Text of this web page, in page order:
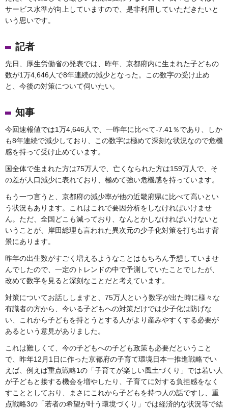
サービス水準が向上していますので、是非利用していただきたいと
いう思いです。
記者
先日、厚生労働省の発表では、昨年、京都府内に生まれた子どもの
数が1万4,646人で8年連続の減少となった。この数字の受け止め
と、今後の対策について伺いたい。
知事
今回速報値では1万4,646人で、一昨年に比べて-7.41％であり、しか
も8年連続で減少しており、この数字は極めて深刻な状況なので危機
感を持って受け止めています。
国全体で生まれた方は75万人で、亡くなられた方は159万人で、そ
の差が人口減少に表れており、極めて強い危機感を持っています。
もう一つ言うと、京都府の減少率が他の近畿府県に比べて高いとい
う状況もあります。これはこれで要因分析をしなければいけませ
ん。ただ、全国どこも減っており、なんとかしなければいけないと
いうことが、岸田総理も言われた異次元の少子化対策を打ち出す背
景にあります。
昨年の出生数がすごく増えるようなことはもちろん予想していませ
んでしたので、一定のトレンドの中で予測していたことでしたが、
改めて数字を見ると深刻なことだと考えています。
対策についてお話ししますと、75万人という数字が出た時に様々な
有識者の方から、今いる子どもへの対策だけでは少子化は防げな
い、これから子どもを持とうとする人がより産みやすくする必要が
あるという意見がありました。
これは難しくて、今の子どもへの子ども政策も必要だということ
で、昨年12月1日に作った京都府の子育て環境日本一推進戦略でい
えば、例えば重点戦略1の「子育てが楽しい風土づくり」では若い人
が子どもと接する機会を増やしたり、子育てに対する負担感をなく
すこととしており、まさにこれから子どもを持つ人の話ですし、重
点戦略3の「若者の希望が叶う環境づくり」では経済的な状況等で結